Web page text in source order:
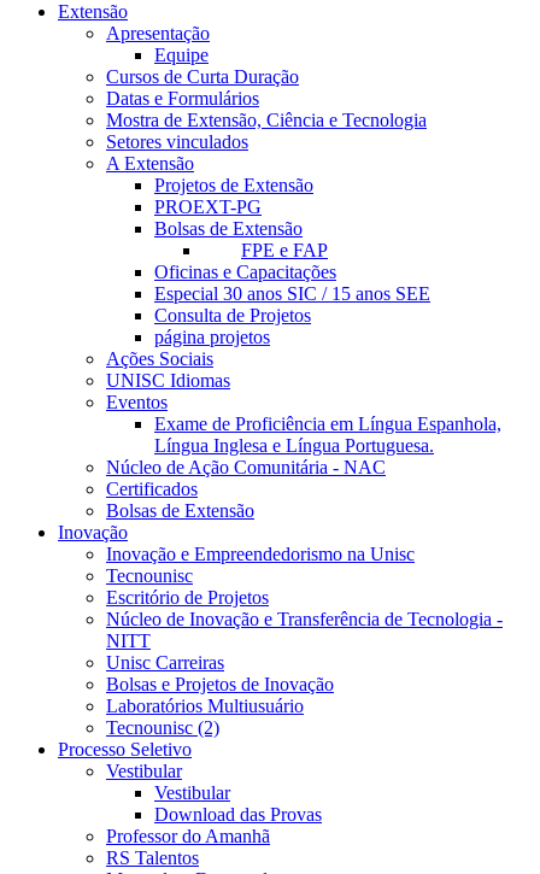
Extensão
Apresentação
Equipe
Cursos de Curta Duração
Datas e Formulários
Mostra de Extensão, Ciência e Tecnologia
Setores vinculados
A Extensão
Projetos de Extensão
PROEXT-PG
Bolsas de Extensão
FPE e FAP
Oficinas e Capacitações
Especial 30 anos SIC / 15 anos SEE
Consulta de Projetos
página projetos
Ações Sociais
UNISC Idiomas
Eventos
Exame de Proficiência em Língua Espanhola,
Língua Inglesa e Língua Portuguesa.
Núcleo de Ação Comunitária - NAC
Certificados
Bolsas de Extensão
Inovação
Inovação e Empreendedorismo na Unisc
Tecnounisc
Escritório de Projetos
Núcleo de Inovação e Transferência de Tecnologia -
NITT
Unisc Carreiras
Bolsas e Projetos de Inovação
Laboratórios Multiusuário
Tecnounisc (2)
Processo Seletivo
Vestibular
Vestibular
Download das Provas
Professor do Amanhã
RS Talentos